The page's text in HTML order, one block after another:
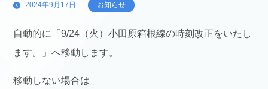
2024年9月17日 お知らせ
自動的に「9/24（火）小田原箱根線の時刻改正をいたし
ます。」へ移動します。
移動しない場合は